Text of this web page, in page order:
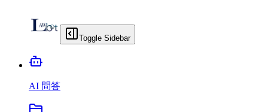
Toggle Sidebar
AI 問答